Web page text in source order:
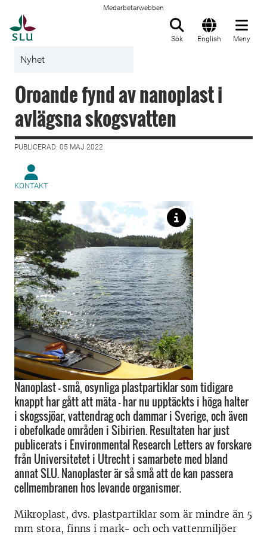
Medarbetarwebben
Sök English Meny
Nyhet
Oroande fynd av nanoplast i
avlägsna skogsvatten
PUBLICERAD: 05 MAJ 2022
KONTAKT
Nanoplast – små, osynliga plastpartiklar som tidigare
knappt har gått att mäta – har nu upptäckts i höga halter
i skogssjöar, vattendrag och dammar i Sverige, och även
i obefolkade områden i Sibirien. Resultaten har just
publicerats i Environmental Research Letters av forskare
från Universitetet i Utrecht i samarbete med bland
annat SLU. Nanoplaster är så små att de kan passera
cellmembranen hos levande organismer.
Mikroplast, dvs. plastpartiklar som är mindre än 5
mm stora, finns i mark- och och vattenmiljöer